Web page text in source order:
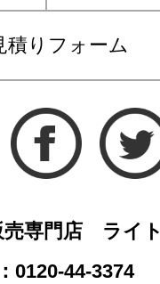
積りフォーム
売専門店 ライ
0120-44-3374